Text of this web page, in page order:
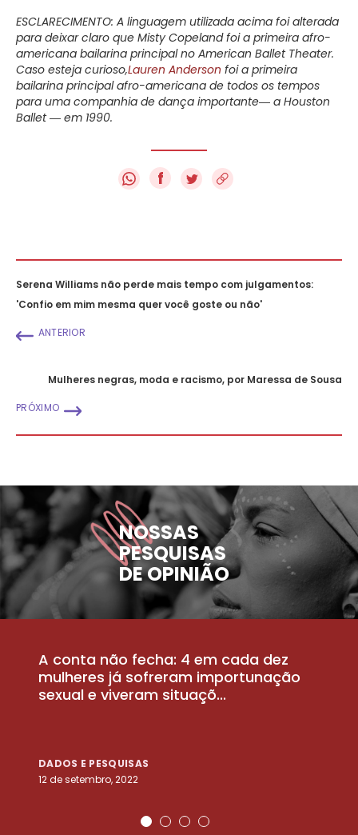
ESCLARECIMENTO: A linguagem utilizada acima foi alterada
para deixar claro que Misty Copeland foi a primeira afro-
americana bailarina principal no American Ballet Theater.
Caso esteja curioso,Lauren Anderson foi a primeira
bailarina principal afro-americana de todos os tempos
para uma companhia de dança importante― a Houston
Ballet ― em 1990.
f
Serena Williams não perde mais tempo com julgamentos:
'Confio em mim mesma quer você goste ou não'
ANTERIOR
Mulheres negras, moda e racismo, por Maressa de Sousa
PRÓXIMO
NOSSAS
PESQUISAS
DE OPINIÃO
A conta não fecha: 4 em cada dez
mulheres já sofreram importunação
sexual e viveram situaçõ...
DADOS E PESQUISAS
12 de setembro, 2022